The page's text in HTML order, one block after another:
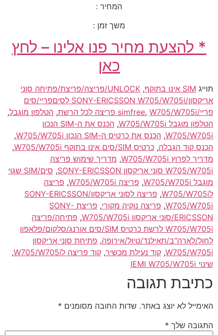
המחיר :
משך זמן :
* להצעת מחיר פנו אלינו – לחץ
כאן
תוייג SIM אינו בתוקף ,
UNLOCK/פריצה/פריצת/פתיחה סוני
אריקסון/SONY-ERICSSON W705/W705i לסיםפריי/סים
פריי/simfree
, W705/W705i פריצה לכל הרשת , הטלפון מוגבל,
הטלפון מוגבל W705/W705i
,
הכנס את ה-SIM הנכון
W705/W705i
, הכנס את כרטיס ה-SIM הנכון W705/W705i
,
הכנס קוד הגבלה, כרטיס SIM/סים אינו בתוקף W705/W705i
,
מדריך לפרוץ W705/W705i
, מדריך שימוש פריצה
W705/W705i סוני אריקסון SONY-ERICSSON
,
סים/SIM שגוי
מוגבל W705/W705i
, פריצה W705/W705i , פריצה
לW705/W705i
,
פריצה לסוני אריקסון/SONY-ERICSSON
W705/W705i
, פריצה נוקיה מקורי,
פריצת SONY-
ERICSSON/סוני אריקסון W705/W705i
, פתיחה/פריצה
W705/W705i לרשת כרטיס SIM/סים אורנג/סלקום/פלאפון
לחול/לארה"ב/תאילנד/טיול/אירופה, פתיחת סוני אריקסון
W705/W705i
, קוד נעילת מכשיר, קוד פריצה לW705/W705i
,
שינוי IEMI W705/W705i
כתיבת תגובה
האימייל לא יוצג באתר. שדות החובה מסומנים *
התגובה שלך *